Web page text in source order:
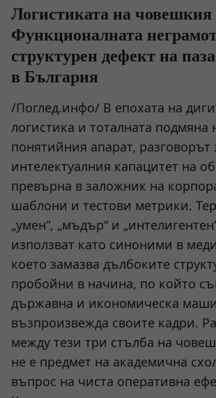
Логистиката на
Функционалната
структурен дефект на
в България
/Поглед.инфо/ В епохата на
логистика и тоталната подмяна
понятийния апарат, разговорът
интелектуалния капацитет на
превърна в заложник на
шаблони и тестови метрики.
„умен“, „мъдър“ и
използват като синоними в
което замазва дълбоките
пробойни в начина, по който
държавна и икономическа
възпроизвежда своите кадри.
между тези три стълба на
не е предмет на академична
въпрос на чиста оперативна